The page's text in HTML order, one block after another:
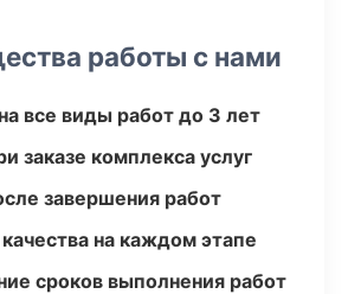
работы с нами
все виды работ до 3 лет
заказе комплекса услуг
завершения работ
на каждом этапе
сроков выполнения работ